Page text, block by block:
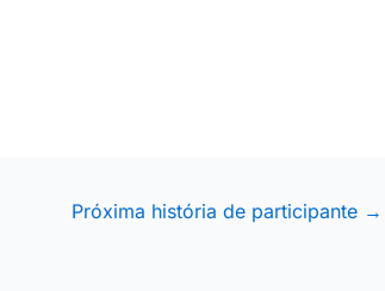
Próxima história de participante →